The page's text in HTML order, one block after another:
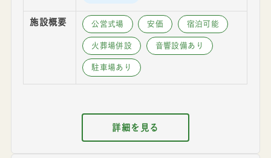
施設概要 公営式場 安価 宿泊可能
火葬場併設 音響設備あり
駐車場あり
詳細を見る